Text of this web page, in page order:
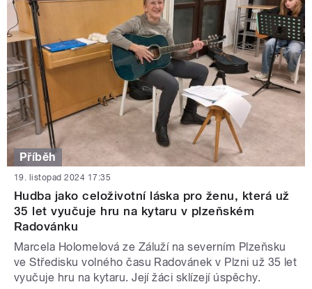
Příběh
19. listopad 2024 17:35
Hudba jako celoživotní láska pro ženu, která už
35 let vyučuje hru na kytaru v plzeňském
Radovánku
Marcela Holomelová ze Záluží na severním Plzeňsku
ve Středisku volného času Radovánek v Plzni už 35 let
vyučuje hru na kytaru. Její žáci sklízejí úspěchy.